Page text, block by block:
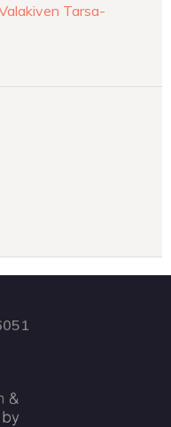
Tarsa-